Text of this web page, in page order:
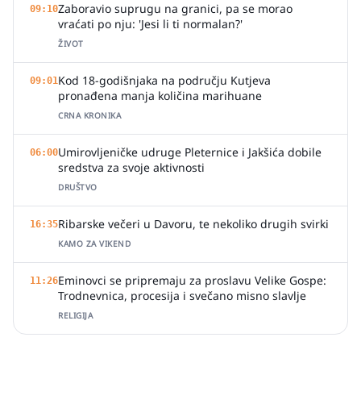
09:10Zaboravio suprugu na granici, pa se morao
vraćati po nju: 'Jesi li ti normalan?'
ŽIVOT
09:01Kod 18-godišnjaka na području Kutjeva
pronađena manja količina marihuane
CRNA KRONIKA
06:00Umirovljeničke udruge Pleternice i Jakšića dobile
sredstva za svoje aktivnosti
DRUŠTVO
16:35Ribarske večeri u Davoru, te nekoliko drugih svirki
KAMO ZA VIKEND
11:26Eminovci se pripremaju za proslavu Velike Gospe:
Trodnevnica, procesija i svečano misno slavlje
RELIGIJA